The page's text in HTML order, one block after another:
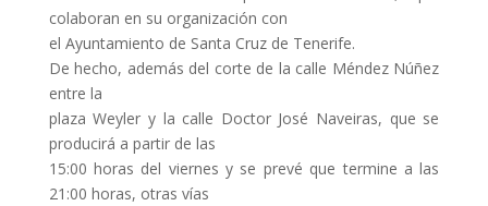
colaboran en su organización con
el Ayuntamiento de Santa Cruz de Tenerife.
De hecho, además del corte de la calle Méndez Núñez
entre la
plaza Weyler y la calle Doctor José Naveiras, que se
producirá a partir de las
15:00 horas del viernes y se prevé que termine a las
21:00 horas, otras vías